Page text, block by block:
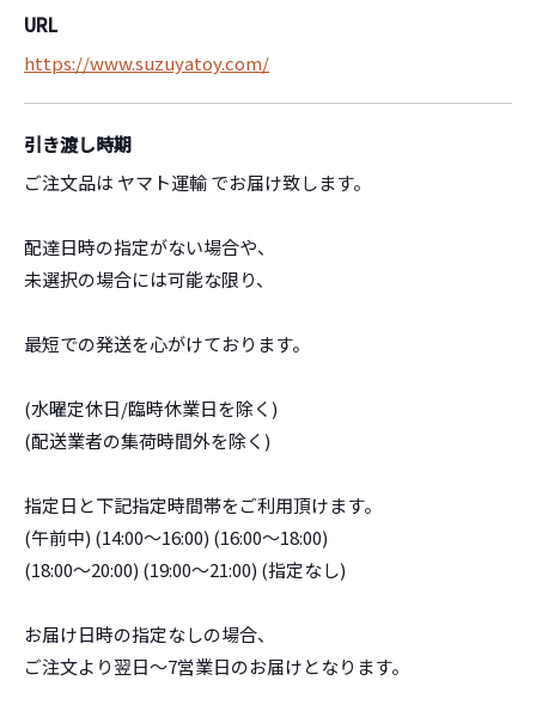
URL
https://www.suzuyatoy.com/
引き渡し時期
ご注文品は ヤマト運輸 でお届け致します。
配達日時の指定がない場合や、
未選択の場合には可能な限り、
最短での発送を心がけております。
(水曜定休日/臨時休業日を除く)
(配送業者の集荷時間外を除く)
指定日と下記指定時間帯をご利用頂けます。
(午前中) (14:00～16:00) (16:00～18:00)
(18:00～20:00) (19:00～21:00) (指定なし)
お届け日時の指定なしの場合、
ご注文より翌日～7営業日のお届けとなります。